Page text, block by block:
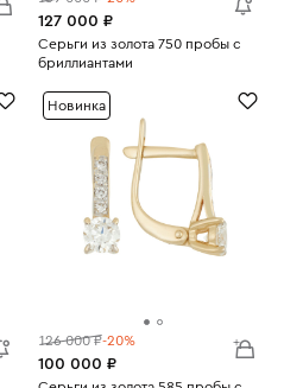
127 000 ₽
Серьги из золота 750 пробы с
бриллиантами
Новинка
126 000 ₽-20%
100 000 ₽